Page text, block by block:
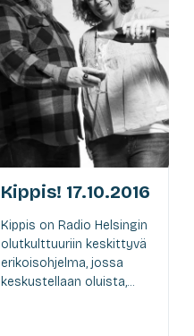
Kippis! 17.10.2016
Kippis on Radio Helsingin
olutkulttuuriin keskittyvä
erikoisohjelma, jossa
keskustellaan oluista,...